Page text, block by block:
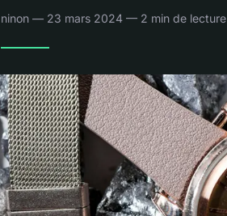
ninon — 23 mars 2024 — 2 min de lecture